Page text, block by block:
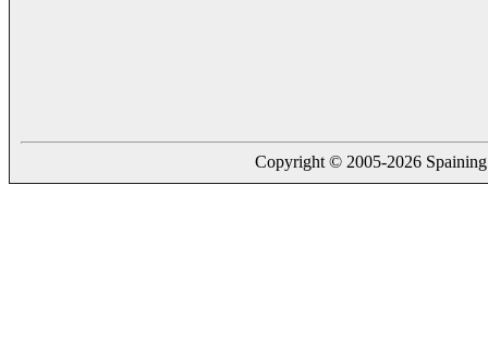
Copyright © 2005-2026